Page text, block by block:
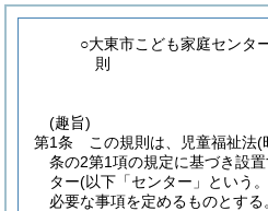
○大東市こども家庭センタ
則
(趣旨)
第1条
この規則は、児童福祉法(
条の2第1項の規定に基づき設
ター(以下「センター」という
必要な事項を定めるものとする